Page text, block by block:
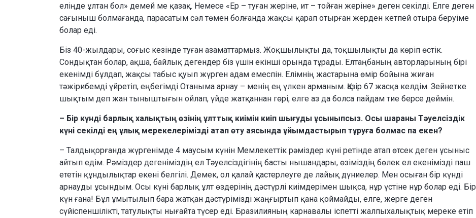
еліңде ұлтан бол» демей ме қазақ. Немесе «Ер – туған жеріне, ит – тойған жеріне» деген секілді. Елге деген
сағыныш болмағанда, парасатым сәл төмен болғанда жақсы қарап отырған жерден кетпей отыра беруіме
болар еді.
Біз 40-жылдары, соғыс кезінде туған азаматтармыз. Жоқшылықты да, тоқшылықты да көріп өстік.
Сондықтан болар, ақша, байлық дегендер біз үшін екінші орында тұрады. Елтаңбаның авторларының бірі
екенімді бұлдап, жақсы табыс қуып жүрген адам емеспін. Елімнің жастарына өмір бойына жиған
тәжірибемді үйретіп, еңбегімді Отаныма арнау – менің ең үлкен арманым. Қазір 67 жасқа келдім. Зейнетке
шықтым деп жан тыныштығын ойлап, үйде жатқаннан гөрі, елге аз да болса пайдам тие берсе деймін.
– Бір күнді барлық халықтың өзінің ұлттық киімін киіп шығуды ұсыныпсыз. Осы шараны Тәуелсіздік
күні секілді ең ұлық мерекелерімізді атап өту аясында ұйымдастырып тұруға болмас па екен?
– Талдықорғанда жүргенімде 4 маусым күнін Мемлекеттік рәміздер күні ретінде атап өтсек деген ұсыныс
айтып едім. Рәміздер дегеніміздің ел Тәуелсіздігінің басты нышандары, өзіміздің бөлек ел екенімізді паш
ететін құндылықтар екені белгілі. Демек, ол қалай қастерлеуге де лайық дүниелер. Мен осыған бір күнді
арнауды ұсындым. Осы күні барлық ұлт өздерінің дәстүрлі киімдерімен шықса, нұр үстіне нұр болар еді. Бір
күн ғана! Бұл ұмытылып бара жатқан дәстүрімізді жаңғыртып қана қоймайды, елге, жерге деген
сүйіспеншілікті, татулықты нығайта түсер еді. Бразилияның карнавалы іспетті жалпыхалықтық мереке етіп